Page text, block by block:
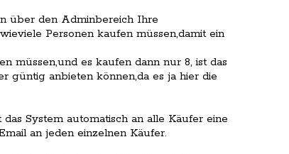
über den Adminbereich Ihre
Personen kaufen müssen,damit ein
müssen,und es kaufen dann nur 8, ist das
güntig anbieten können,da es ja hier die
System automatisch an alle Käufer eine
an jeden einzelnen Käufer.